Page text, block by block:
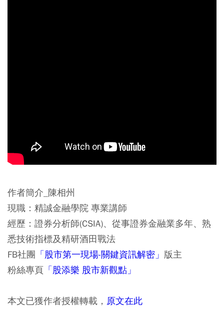
作者簡介_陳相州
現職：精誠金融學院 專業講師
經歷：證券分析師(CSIA)、從事證券金融業多年、熟
悉技術指標及精研酒田戰法
FB社團 「股市第一現場-關鍵資訊解密」 版主
粉絲專頁 「股添樂 股市新觀點」
本文已獲作者授權轉載， 原文在此